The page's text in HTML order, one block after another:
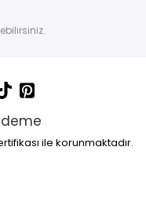
ile korunmaktadır.